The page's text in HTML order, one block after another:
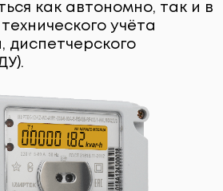
как автономно, так и в
учёта
диспетчерского